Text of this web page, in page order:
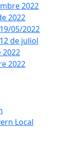
2022
2022
05/2022
de juliol
2022
2022
Local